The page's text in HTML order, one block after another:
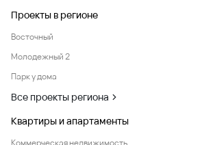
Проекты в регионе
Восточный
Молодежный 2
Парк у дома
Все проекты региона
Квартиры и апартаменты
Коммерческая недвижимость